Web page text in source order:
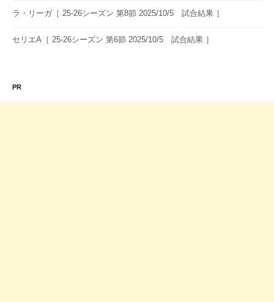
ラ・リーガ［ 25-26シーズン 第8節 2025/10/5 試合結果 ］
セリエA［ 25-26シーズン 第6節 2025/10/5 試合結果 ］
PR